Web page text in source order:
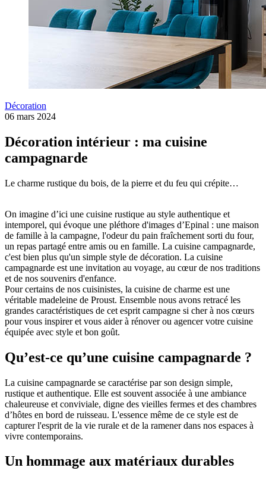
Blog univers Cuisine
Créer ma Cuisine 3D
Les univers Raison Home
Découvrez l'univers de
d'intérieur
Conseil
Quel meilleur plan de travail
pour sa cuisine ? Le comparatif
Lire l'article
8 conseils pour choisir entre
ouvert ou fermé
Lire l'article
Découvrez l'univers de
d'intérieur
Aménagement
Lire l'article
Lire l'article
Décoration
06 mars 2024
Décoration intérieur : ma cuisine
campagnarde
Le charme rustique du bois, de la pierre et du feu qui crépite…
On imagine d’ici une cuisine rustique au style authentique et
intemporel, qui évoque une pléthore d'images d’Epinal : une maison
de famille à la campagne, l'odeur du pain fraîchement sorti du four,
un repas partagé entre amis ou en famille. La cuisine campagnarde,
c'est bien plus qu'un simple style de décoration. La cuisine
campagnarde est une invitation au voyage, au cœur de nos traditions
et de nos souvenirs d'enfance.
Pour certains de nos cuisinistes, la cuisine de charme est une
véritable madeleine de Proust. Ensemble nous avons retracé les
grandes caractéristiques de cet esprit campagne si cher à nos cœurs
pour vous inspirer et vous aider à rénover ou agencer votre cuisine
équipée avec style et bon goût.
Qu’est-ce qu’une cuisine campagnarde ?
La cuisine campagnarde se caractérise par son design simple,
rustique et authentique. Elle est souvent associée à une ambiance
chaleureuse et conviviale, digne des vieilles fermes et des chambres
d’hôtes en bord de ruisseau. L'essence même de ce style est de
capturer l'esprit de la vie rurale et de la ramener dans nos espaces à
vivre contemporains.
Un hommage aux matériaux durables